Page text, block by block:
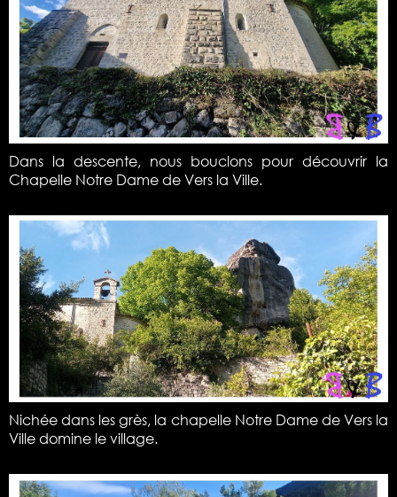
Dans la descente, nous bouclons pour découvrir la
Chapelle Notre Dame de Vers la Ville.
Nichée dans les grès, la chapelle Notre Dame de Vers la
Ville domine le village.